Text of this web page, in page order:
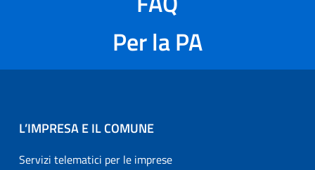
Per la PA
L’IMPRESA E IL COMUNE
Servizi telematici per le imprese